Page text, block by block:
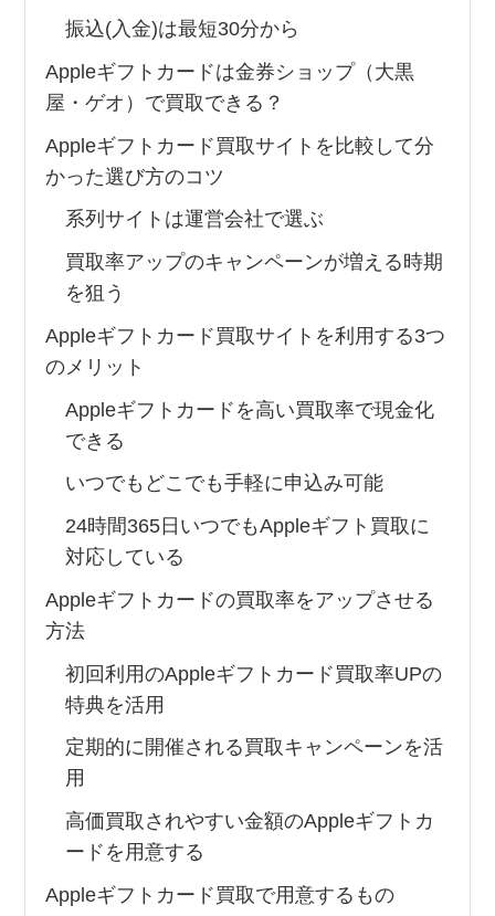
振込(入金)は最短30分から
Appleギフトカードは金券ショップ（大黒
屋・ゲオ）で買取できる？
Appleギフトカード買取サイトを比較して分
かった選び方のコツ
系列サイトは運営会社で選ぶ
買取率アップのキャンペーンが増える時期
を狙う
Appleギフトカード買取サイトを利用する3つ
のメリット
Appleギフトカードを高い買取率で現金化
できる
いつでもどこでも手軽に申込み可能
24時間365日いつでもAppleギフト買取に
対応している
Appleギフトカードの買取率をアップさせる
方法
初回利用のAppleギフトカード買取率UPの
特典を活用
定期的に開催される買取キャンペーンを活
用
高価買取されやすい金額のAppleギフトカ
ードを用意する
Appleギフトカード買取で用意するもの